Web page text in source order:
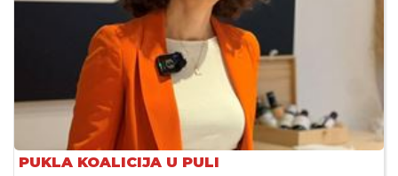
PUKLA KOALICIJA U PULI